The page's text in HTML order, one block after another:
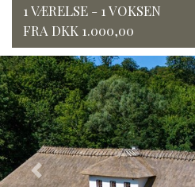
1 VÆRELSE - 1 VOKSEN
FRA DKK 1.000,00
Previous